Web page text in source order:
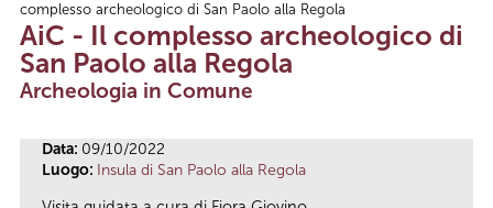
Tu sei qui
complesso archeologico di San Paolo alla Regola
AiC - Il complesso archeologico di
San Paolo alla Regola
Archeologia in Comune
Data: 09/10/2022
Luogo: Insula di San Paolo alla Regola